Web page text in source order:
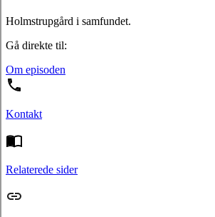
Holmstrupgård i samfundet.
Gå direkte til:
Om episoden
Kontakt
Relaterede sider